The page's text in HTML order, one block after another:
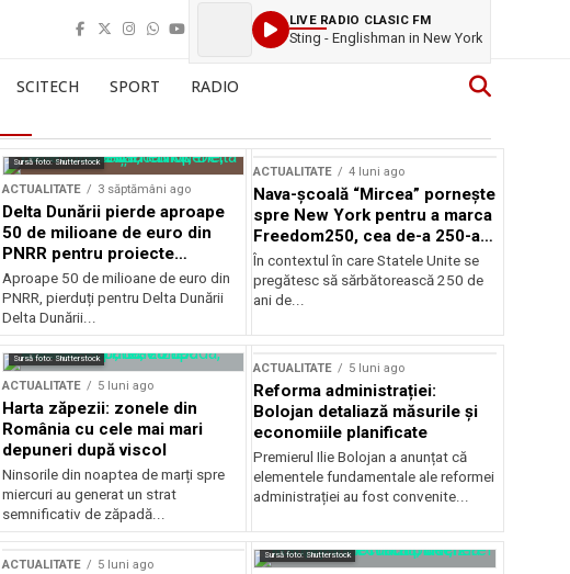
LIVE RADIO CLASIC FM
Sting - Englishman in New York
SCITECH SPORT RADIO
Sursă foto: Shutterstock
ACTUALITATE 3 săptămâni ago
Delta Dunării pierde aproape
50 de milioane de euro din
PNRR pentru proiecte
esențiale
Aproape 50 de milioane de euro din
PNRR, pierduți pentru Delta Dunării
Delta Dunării...
ACTUALITATE 4 luni ago
Nava-școală “Mircea” pornește
spre New York pentru a marca
Freedom250, cea de-a 250-a
aniversare a Statelor Unite
În contextul în care Statele Unite se
pregătesc să sărbătorească 250 de
ani de...
Sursă foto: Shutterstock
ACTUALITATE 5 luni ago
Harta zăpezii: zonele din
România cu cele mai mari
depuneri după viscol
Ninsorile din noaptea de marți spre
miercuri au generat un strat
semnificativ de zăpadă...
ACTUALITATE 5 luni ago
Reforma administrației:
Bolojan detaliază măsurile și
economiile planificate
Premierul Ilie Bolojan a anunțat că
elementele fundamentale ale reformei
administrației au fost convenite...
ACTUALITATE 5 luni ago
Sursă foto: Shutterstock